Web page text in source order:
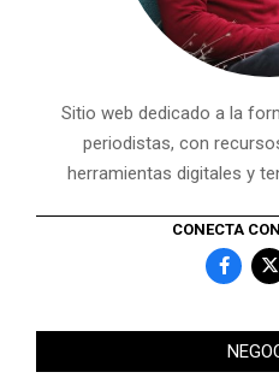
Sitio web dedicado a la
periodistas, con
herramientas digitales y
CONECTA